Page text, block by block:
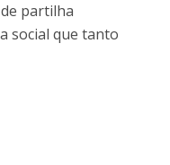
partilha
social que tanto